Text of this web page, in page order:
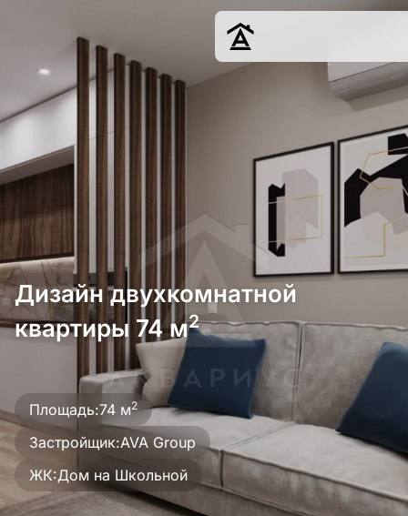
Наши работы
Контакты
г. Краснодар
8 (861) 945-12-
34
проект
Дизайн двухкомнатной
квартиры 74 м2
Площадь:74 м2
Застройщик:AVA Group
ЖК:Дом на Школьной